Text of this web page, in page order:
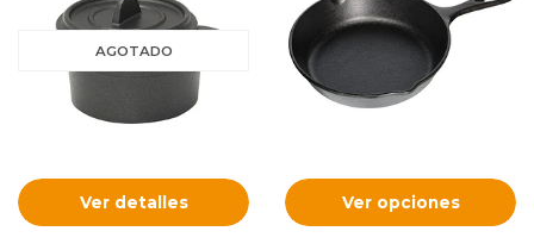
Ver detalles
AGOTADO
Ver opciones